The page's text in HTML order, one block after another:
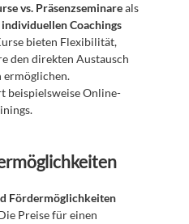
vs. Präsenzseminare als
individuellen Coachings
bieten Flexibilität,
den direkten Austausch
beispielsweise Online-
Fördermöglichkeiten